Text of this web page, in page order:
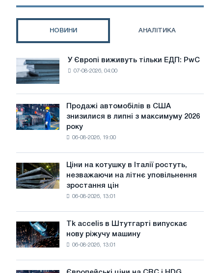
з
НОВИНИ АНАЛІТИКА
Європі
виживуть
тільки
ЕДП:
PwC
У Європі виживуть тільки ЕДП: PwC
07-08-2026, 04:00
Продажі
автомобілів
в
липні
з
року
Продажі автомобілів в США
знизилися в липні з максимуму 2026
року
06-08-2026, 19:00
Ціни
на
котушку
незважаючи
на
уповільнення
зростання
Ціни на котушку в Італії ростуть,
незважаючи на літнє уповільнення
зростання цін
06-08-2026, 13:01
Tk
accelis
в
Tk accelis в Штутгарті випускає
нову ріжучу машину
06-08-2026, 13:01